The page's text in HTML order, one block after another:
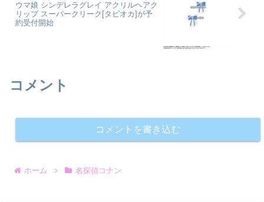
ウマ娘 シンデレラグレイ アクリルヘアク
リップ スーパークリーク[タピオカ]が予
約受付開始
コメント
コメントを書き込む
ホーム 名探偵コナン